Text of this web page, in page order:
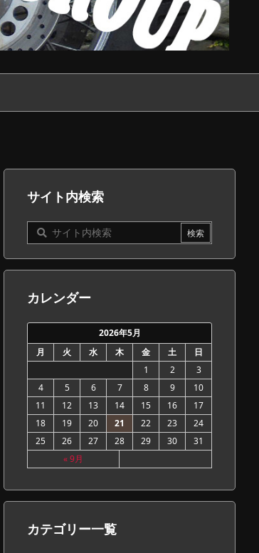
サイト内検索
カレンダー
2026年5月
月
火 水 木 金 土
日
1
2
3
4
5 6 7 8 9
10
11
12 13 14 15 16
17
18
19 20 21 22 23
24
25
26 27 28 29 30
31
« 9月
カテゴリー一覧